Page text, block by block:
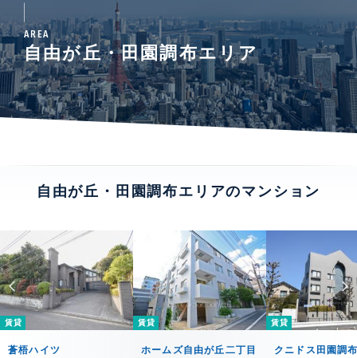
AREA
自由が丘・田園調布エリア
自由が丘・田園調布エリアのマンション
賃貸
蒼梧ハイツ
賃貸
ホームズ自由が丘二丁目
賃貸
クニドス田園調